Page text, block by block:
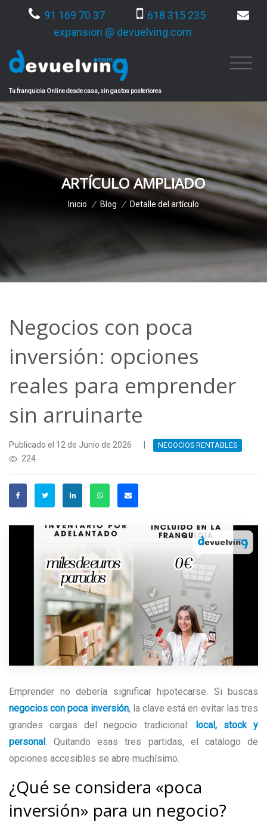
91 169 70 37
618 315 235
expansion @ devuelving.com
Tu franquicia Online desde casa, sin gastos posteriores
ARTÍCULO AMPLIADO
Inicio / Blog / Detalle del artículo
Negocios con poca
inversión: opciones
reales para emprender
sin arruinarte
Publicado el 12 de Junio de 2026 NEGOCIOS RENTABLES
224
Emprender no debería significar hipotecarse. Si buscas
negocios con poca inversión, la clave está en evitar las tres
grandes cargas del negocio tradicional: local, stock y
personal. Quitando esas tres partidas, el catálogo de
opciones accesibles se abre muchísimo.
¿Qué se considera «poca
inversión» para un negocio?